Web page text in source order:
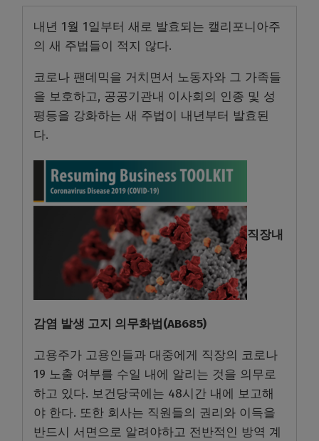
내년 1월 1일부터 새로 발효되는 캘리포니아주
의 새 주법들이 적지 않다.
코로나 팬데믹을 거치면서 노동자와 그 가족들
을 보호하고, 공공기관내 이사회의 인종 및 성
평등을 강화하는 새 주법이 내년부터 발효된
다.
직장내
감염 발생 고지 의무화법(AB685)
고용주가 고용인들과 대중에게 직장의 코로나
19 노출 여부를 수일 내에 알리는 것을 의무로
하고 있다. 보건당국에는 48시간 내에 보고해
야 한다. 또한 회사는 직원들의 권리와 이득을
반드시 서면으로 알려야하고 전반적인 방역 계